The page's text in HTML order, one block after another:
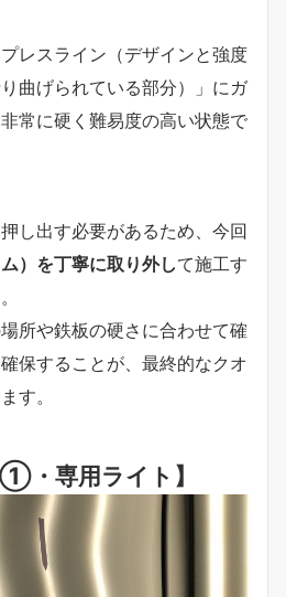
レスライン（デザインと強度
曲げられている部分）」にガ
常に硬く難易度の高い状態で
し出す必要があるため、今回
）を丁寧に取り外して施工す
所や鉄板の硬さに合わせて確
保することが、最終的なクオ
す。
①・専用ライト】